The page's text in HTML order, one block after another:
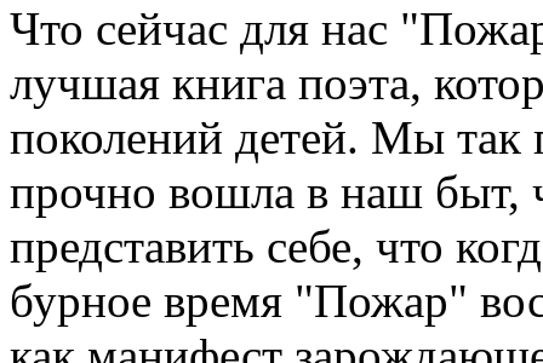
Что сейчас для нас
лучшая книга поэта,
поколений детей. Мы так
прочно вошла в наш быт,
представить себе, что
бурное время "Пожар"